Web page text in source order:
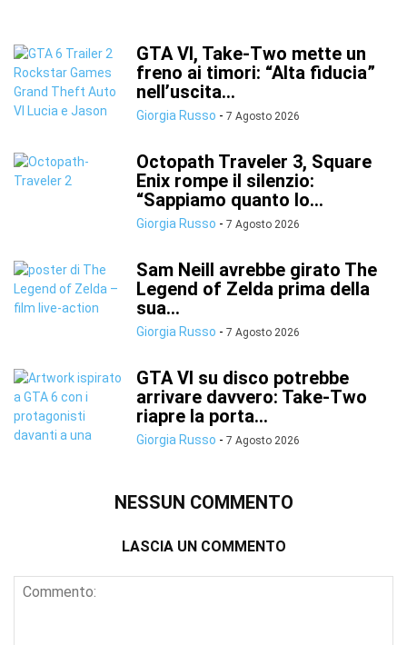
GTA VI, Take-Two mette un
freno ai timori: “Alta fiducia”
nell’uscita...
Giorgia Russo - 7 Agosto 2026
Octopath Traveler 3, Square
Enix rompe il silenzio:
“Sappiamo quanto lo...
Giorgia Russo - 7 Agosto 2026
Sam Neill avrebbe girato The
Legend of Zelda prima della
sua...
Giorgia Russo - 7 Agosto 2026
GTA VI su disco potrebbe
arrivare davvero: Take-Two
riapre la porta...
Giorgia Russo - 7 Agosto 2026
NESSUN COMMENTO
LASCIA UN COMMENTO